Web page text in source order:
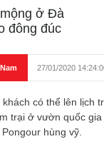
ở Đà
đông đúc
27/01/2020
có thể lên lịch
trại ở vườn quốc gia
hùng vỹ.